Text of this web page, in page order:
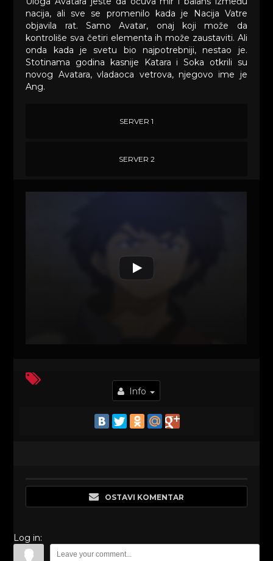
nacija, ali sve se promenilo kada je Nacija Vatre
objavila rat. Samo Avatar, onaj koji može da
kontroliše sva četiri elementa ih može zaustaviti. Ali
onda kada je svetu bio najpotrebniji, nestao je.
Stotinama godina kasnije Katara i Soka otkrili su
novog Avatara, vladaoca vetrova, njegovo ime je
Ang.
SERVER 1
SERVER 2
Info
OSTAVI KOMENTAR
Log in: